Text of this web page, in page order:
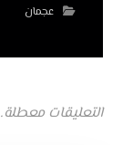
عجمان
التعليقات معطلة.